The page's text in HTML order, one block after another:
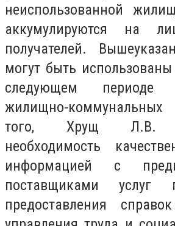
неиспользованной
аккумулируются на
получателей.
могут быть
следующем периоде
жилищно-
того, Хрущ Л.В.
необходимость
информацией с
поставщиками услуг
предоставления